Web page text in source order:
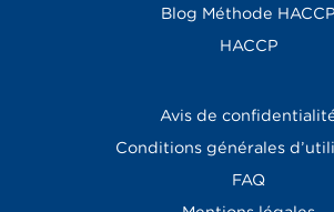
Blog Méthode HACCP
HACCP
Avis de
Conditions générales
FAQ